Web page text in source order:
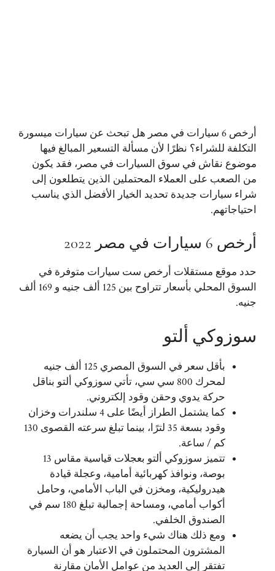
أرخص 6 سيارات في مصر هل تبحث عن سيارات ميسورة
التكلفة للشراء؟ نظرًا لأن مسألة التسعير المبالغ فيها
موضوع نقاش في سوق السيارات في مصر، فقد يكون
من الصعب على العملاء المحتملين الذين يتطلعون إلى
شراء سيارات جديدة تحديد الخيار الأفضل الذي يناسب
احتياجاتهم.
أرخص 6 سيارات في مصر 2022
حدد موقع مستقلات أرخص ست سيارات متوفرة في
السوق المحلي بأسعار تتراوح بين 125 ألف جنيه و 169 ألف
جنيه.
سوزوكي ألتو
بأقل سعر في السوق المصري 125 ألف جنيه
لمحرك 800 سي سي، تأتي سوزوكي ألتو بناقل
حركة يدوي وحقن وقود إلكتروني.
كما يشتمل الطراز أيضًا على 4 سلندرات وخزان
وقود بسعة 35 لترًا، بينما تبلغ سرعته القصوى 130
كم / ساعة.
تتميز سوزوكي ألتو بعجلات قياسية مقاس 13
بوصة، ونوافذ كهربائية أمامية، وعجلة قيادة
هيدروليكية، ومخزن في الباب الأمامي، وحامل
أكواب أمامي، ومساحة إجمالية تبلغ 180 سم في
الصندوق الخلفي.
ومع ذلك هناك شيء واحد يجب أن يضعه
المشترون المحتملون في الاعتبار هو أن السيارة
تفتقر إلى العديد من عوامل الأمان مقارنة